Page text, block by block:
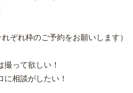
ぞれ枠のご予約をお願いします）
って欲しい！
相談がしたい！